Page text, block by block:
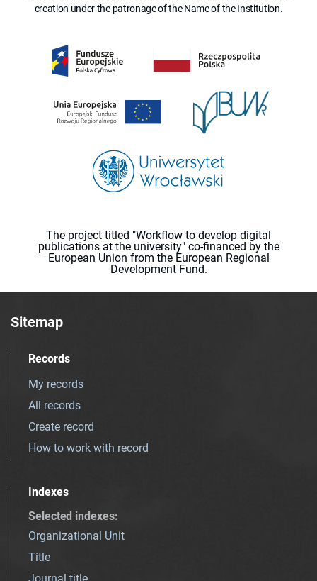
creation under the patronage of the Name of the Institution.
The project titled "Workflow to develop digital
publications at the university" co-financed by the
European Union from the European Regional
Development Fund.
Sitemap
Records
My records
All records
Create record
How to work with record
Indexes
Selected indexes:
Organizational Unit
Title
Journal title